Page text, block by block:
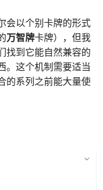
会以个别卡牌的形式
万智牌卡牌），但我
找到它能自然兼容的
。这个机制需要适当
的系列之前能大量使